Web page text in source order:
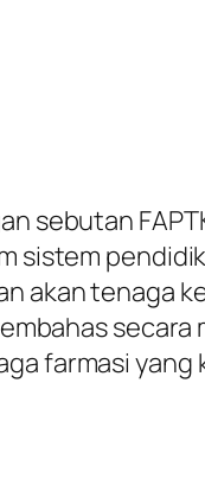
sebutan
sistem
akan tenaga
secara
farmasi